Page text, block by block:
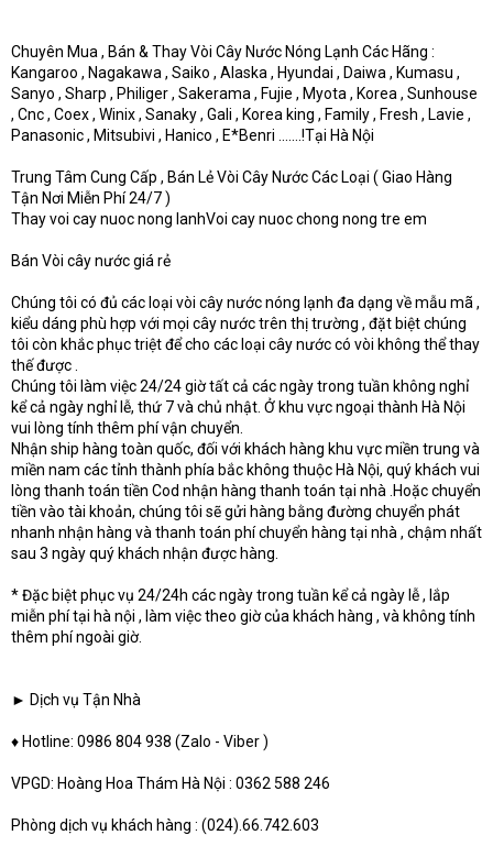
Chuyên Mua , Bán & Thay Vòi Cây Nước Nóng Lạnh Các Hãng :
Kangaroo , Nagakawa , Saiko , Alaska , Hyundai , Daiwa , Kumasu ,
Sanyo , Sharp , Philiger , Sakerama , Fujie , Myota , Korea , Sunhouse
, Cnc , Coex , Winix , Sanaky , Gali , Korea king , Family , Fresh , Lavie ,
Panasonic , Mitsubivi , Hanico , E*Benri .......!Tại Hà Nội
Trung Tâm Cung Cấp , Bán Lẻ Vòi Cây Nước Các Loại ( Giao Hàng
Tận Nơi Miễn Phí 24/7 )
Thay voi cay nuoc nong lanhVoi cay nuoc chong nong tre em
Bán Vòi cây nước giá rẻ
Chúng tôi có đủ các loại vòi cây nước nóng lạnh đa dạng về mẫu mã ,
kiểu dáng phù hợp với mọi cây nước trên thị trường , đặt biệt chúng
tôi còn khắc phục triệt để cho các loại cây nước có vòi không thể thay
thế được .
Chúng tôi làm việc 24/24 giờ tất cả các ngày trong tuần không nghỉ
kể cả ngày nghỉ lễ, thứ 7 và chủ nhật. Ở khu vực ngoại thành Hà Nội
vui lòng tính thêm phí vận chuyển.
Nhận ship hàng toàn quốc, đối với khách hàng khu vực miền trung và
miền nam các tỉnh thành phía bắc không thuộc Hà Nội, quý khách vui
lòng thanh toán tiền Cod nhận hàng thanh toán tại nhà .Hoặc chuyển
tiền vào tài khoản, chúng tôi sẽ gửi hàng bằng đường chuyển phát
nhanh nhận hàng và thanh toán phí chuyển hàng tại nhà , chậm nhất
sau 3 ngày quý khách nhận được hàng.
* Đặc biệt phục vụ 24/24h các ngày trong tuần kể cả ngày lễ , lắp
miễn phí tại hà nội , làm việc theo giờ của khách hàng , và không tính
thêm phí ngoài giờ.
► Dịch vụ Tận Nhà
♦ Hotline: 0986 804 938 (Zalo - Viber )
VPGD: Hoàng Hoa Thám Hà Nội : 0362 588 246
Phòng dịch vụ khách hàng : (024).66.742.603